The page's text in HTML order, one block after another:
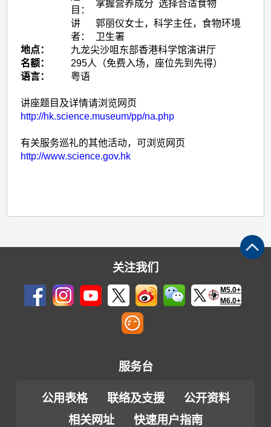
目：
掌握营养成分 选择合适食物
讲
者：
郭丽仪女士，科学主任，食物环境
卫生署
地点：
九龙尖沙咀东部香港科学馆演讲厅
名额：
295人（免费入场，座位先到先得）
语言：
粤语
讲座题目及详情请浏览网页
http://hk.science.museum/pp/na.php
有关服务巡礼的其他活动，可浏览网页
http://www.science.gov.hk
关注我们
M5.0+
M6.0+
服务台
公用表格 联络及支援
公开资料
相关网址
快速用户指南